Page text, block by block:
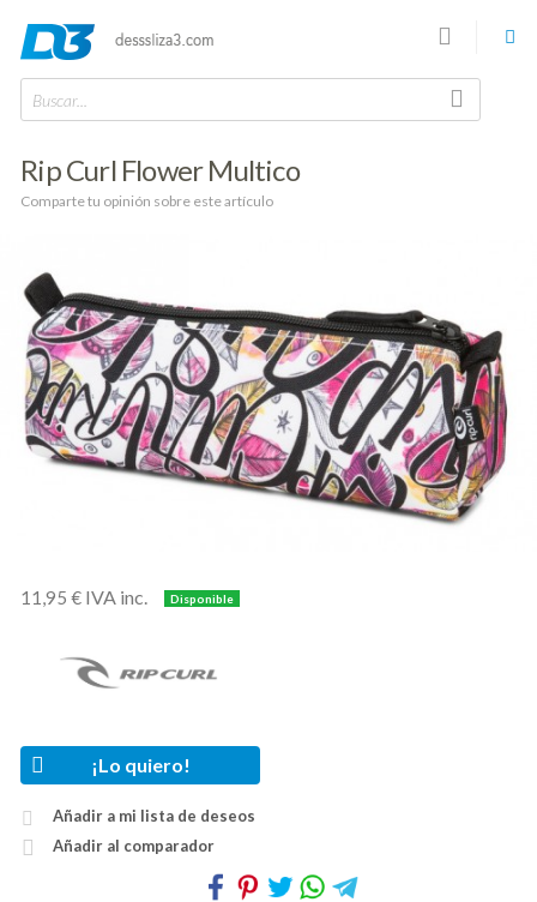
Buscar...
Rip Curl Flower Multico
Comparte tu opinión sobre este artículo
11,95 € IVA inc.
¡Lo quiero!
Añadir a mi lista de deseos
Añadir al comparador